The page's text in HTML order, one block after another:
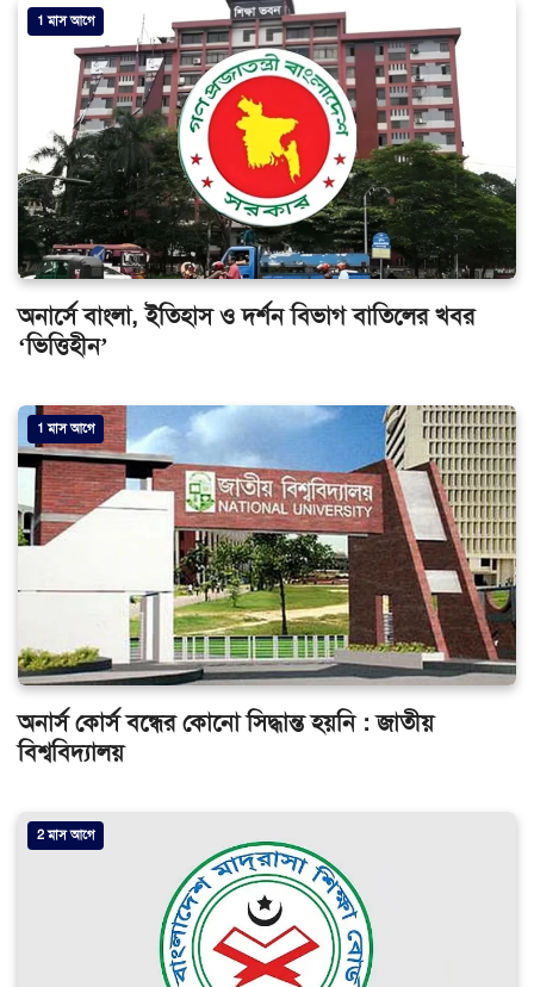
1 মাস আগে
অনার্সে বাংলা, ইতিহাস ও দর্শন বিভাগ বাতিলের খবর
‘ভিত্তিহীন’
1 মাস আগে
অনার্স কোর্স বন্ধের কোনো সিদ্ধান্ত হয়নি : জাতীয়
বিশ্ববিদ্যালয়
2 মাস আগে